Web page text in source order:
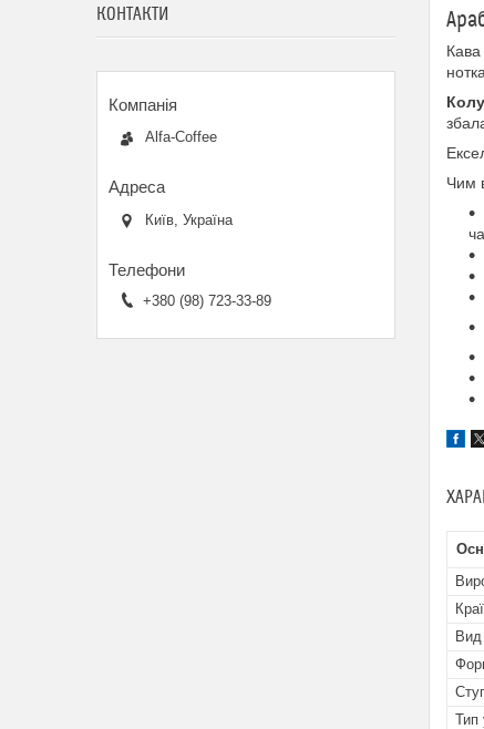
Кава
Чим
Вид
Тип
КОНТАКТИ
Alfa-Coffee
Київ, Україна
+380 (98) 723-33-89